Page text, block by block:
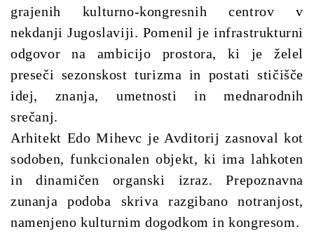
grajenih kulturno-kongresnih centrov v
nekdanji Jugoslaviji. Pomenil je infrastrukturni
odgovor na ambicijo prostora, ki je želel
preseči sezonskost turizma in postati stičišče
idej, znanja, umetnosti in mednarodnih
srečanj.
Arhitekt Edo Mihevc je Avditorij zasnoval kot
sodoben, funkcionalen objekt, ki ima lahkoten
in dinamičen organski izraz. Prepoznavna
zunanja podoba skriva razgibano notranjost,
namenjeno kulturnim dogodkom in kongresom.